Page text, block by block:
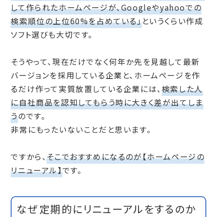
して作られたホームページが、Googleやyahooでの
検索順位の上位60%を占めている」というくらい作成
ソフト選びも大切です。
そうやって、現在だけでなく何年か先を見越して最新
バージョンを採用している企業と、ホームページを作
るだけ作って実質放置している企業には、検索した人
に自社商品を認知してもらう時に大きく差が出てしま
うのです。
非常にもったいないことだと思います。
ですから、そこでおすすめになるのが【ホームページの
リニューアル】です。
なぜ定期的にリニューアルをするのか